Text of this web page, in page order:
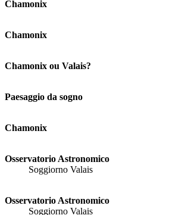
Chamonix
Chamonix
Chamonix ou Valais?
Paesaggio da sogno
Chamonix
Osservatorio Astronomico
Soggiorno Valais
Osservatorio Astronomico
Soggiorno Valais